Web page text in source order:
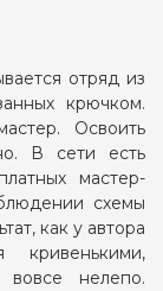
отряд из
крючком.
Освоить
В сети есть
мастер-
схемы
как у автора
кривенькими,
вовсе нелепо.